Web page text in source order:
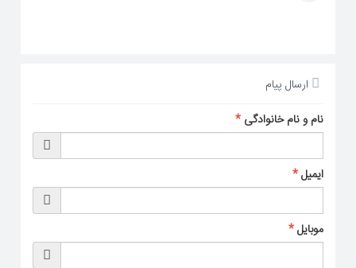
ارسال پیام
نام و نام خانوادگی *
ایمیل*
موبایل*